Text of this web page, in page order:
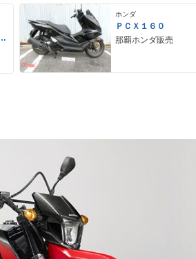
ホンダ
ＰＣＸ１６０
那覇ホンダ販売